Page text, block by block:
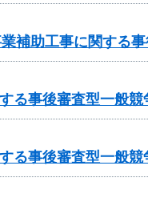
補助工事に関する
る事後審査型一般競
る事後審査型一般競